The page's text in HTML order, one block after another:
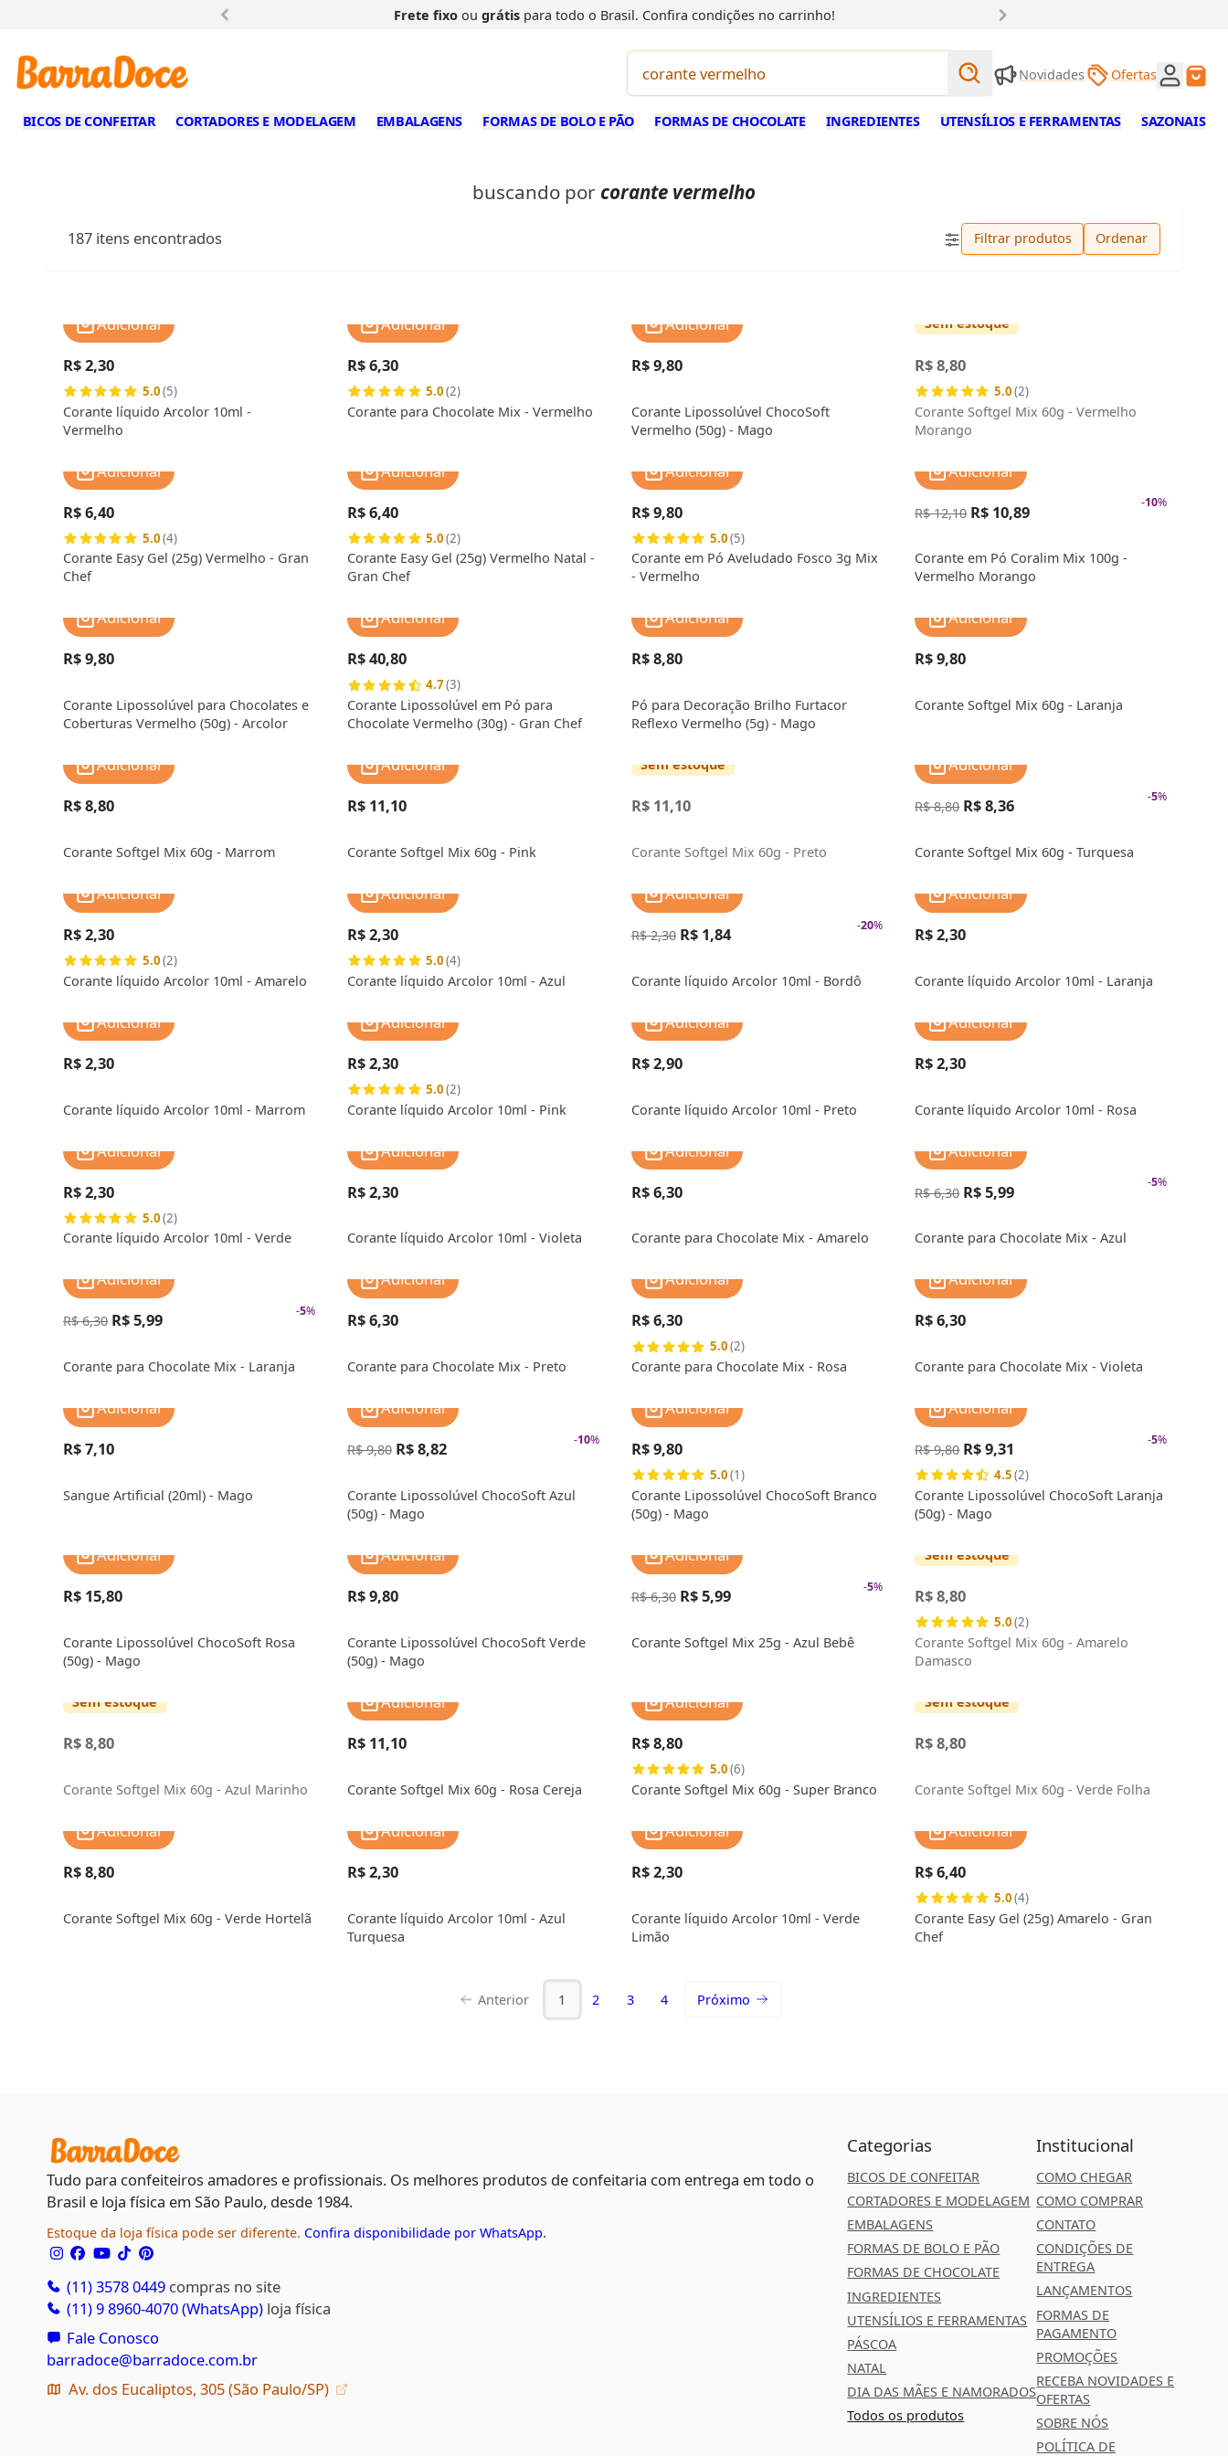
Frete fixoou grátispara todo o Brasil. Confira condições no carrinho!
Buscar produtos
Buscar
Novidades Ofertas
BICOS DE CONFEITAR CORTADORES E MODELAGEM EMBALAGENS FORMAS DE BOLO E PÃO FORMAS DE CHOCOLATE INGREDIENTES UTENSÍLIOS E FERRAMENTAS SAZONAIS
buscando por corante vermelho
187 itens encontrados Filtrar produtos Ordenar
R$ 2,30
5.0(5)
Corante líquido Arcolor 10ml -
Vermelho
Adicionar
R$ 6,30
5.0(2)
Corante para Chocolate Mix - Vermelho
Adicionar
R$ 9,80
Corante Lipossolúvel ChocoSoft
Vermelho (50g) - Mago
Adicionar
R$ 8,80
5.0(2)
Corante Softgel Mix 60g - Vermelho
Morango
Sem estoque
R$ 6,40
5.0(4)
Corante Easy Gel (25g) Vermelho - Gran
Chef
Adicionar
R$ 6,40
5.0(2)
Corante Easy Gel (25g) Vermelho Natal -
Gran Chef
Adicionar
R$ 9,80
5.0(5)
Corante em Pó Aveludado Fosco 3g Mix
- Vermelho
Adicionar
-10%
R$ 12,10 R$ 10,89
Corante em Pó Coralim Mix 100g -
Vermelho Morango
Adicionar
R$ 9,80
Corante Lipossolúvel para Chocolates e
Coberturas Vermelho (50g) - Arcolor
Adicionar
R$ 40,80
4.7(3)
Corante Lipossolúvel em Pó para
Chocolate Vermelho (30g) - Gran Chef
Adicionar
R$ 8,80
Pó para Decoração Brilho Furtacor
Reflexo Vermelho (5g) - Mago
Adicionar
R$ 9,80
Corante Softgel Mix 60g - Laranja
Adicionar
R$ 8,80
Corante Softgel Mix 60g - Marrom
Adicionar
R$ 11,10
Corante Softgel Mix 60g - Pink
Adicionar
R$ 11,10
Corante Softgel Mix 60g - Preto
Sem estoque
-5%
R$ 8,80 R$ 8,36
Corante Softgel Mix 60g - Turquesa
Adicionar
R$ 2,30
5.0(2)
Corante líquido Arcolor 10ml - Amarelo
Adicionar
R$ 2,30
5.0(4)
Corante líquido Arcolor 10ml - Azul
Adicionar
-20%
R$ 2,30 R$ 1,84
Corante líquido Arcolor 10ml - Bordô
Adicionar
R$ 2,30
Corante líquido Arcolor 10ml - Laranja
Adicionar
R$ 2,30
Corante líquido Arcolor 10ml - Marrom
Adicionar
R$ 2,30
5.0(2)
Corante líquido Arcolor 10ml - Pink
Adicionar
R$ 2,90
Corante líquido Arcolor 10ml - Preto
Adicionar
R$ 2,30
Corante líquido Arcolor 10ml - Rosa
Adicionar
R$ 2,30
5.0(2)
Corante líquido Arcolor 10ml - Verde
Adicionar
R$ 2,30
Corante líquido Arcolor 10ml - Violeta
Adicionar
R$ 6,30
Corante para Chocolate Mix - Amarelo
Adicionar
-5%
R$ 6,30 R$ 5,99
Corante para Chocolate Mix - Azul
Adicionar
-5%
R$ 6,30 R$ 5,99
Corante para Chocolate Mix - Laranja
Adicionar
R$ 6,30
Corante para Chocolate Mix - Preto
Adicionar
R$ 6,30
5.0(2)
Corante para Chocolate Mix - Rosa
Adicionar
R$ 6,30
Corante para Chocolate Mix - Violeta
Adicionar
R$ 7,10
Sangue Artificial (20ml) - Mago
Adicionar
-10%
R$ 9,80 R$ 8,82
Corante Lipossolúvel ChocoSoft Azul
(50g) - Mago
Adicionar
R$ 9,80
5.0(1)
Corante Lipossolúvel ChocoSoft Branco
(50g) - Mago
Adicionar
-5%
R$ 9,80 R$ 9,31
4.5(2)
Corante Lipossolúvel ChocoSoft Laranja
(50g) - Mago
Adicionar
R$ 15,80
Corante Lipossolúvel ChocoSoft Rosa
(50g) - Mago
Adicionar
R$ 9,80
Corante Lipossolúvel ChocoSoft Verde
(50g) - Mago
Adicionar
-5%
R$ 6,30 R$ 5,99
Corante Softgel Mix 25g - Azul Bebê
Adicionar
R$ 8,80
5.0(2)
Corante Softgel Mix 60g - Amarelo
Damasco
Sem estoque
R$ 8,80
Corante Softgel Mix 60g - Azul Marinho
Sem estoque
R$ 11,10
Corante Softgel Mix 60g - Rosa Cereja
Adicionar
R$ 8,80
5.0(6)
Corante Softgel Mix 60g - Super Branco
Adicionar
R$ 8,80
Corante Softgel Mix 60g - Verde Folha
Sem estoque
R$ 8,80
Corante Softgel Mix 60g - Verde Hortelã
Adicionar
R$ 2,30
Corante líquido Arcolor 10ml - Azul
Turquesa
Adicionar
R$ 2,30
Corante líquido Arcolor 10ml - Verde
Limão
Adicionar
R$ 6,40
5.0(4)
Corante Easy Gel (25g) Amarelo - Gran
Chef
Adicionar
Anterior 1 2 3 4 Próximo
Tudo para confeiteiros amadores e profissionais. Os melhores produtos de confeitaria com entrega em todo o
Brasil e loja física em São Paulo, desde 1984.
Estoque da loja física pode ser diferente. Confira disponibilidade por WhatsApp.
(11) 3578 0449 compras no site
(11) 9 8960-4070 (WhatsApp) loja física
Fale Conosco
barradoce@barradoce.com.br
Av. dos Eucaliptos, 305 (São Paulo/SP)
Categorias
BICOS DE CONFEITAR
CORTADORES E MODELAGEM
EMBALAGENS
FORMAS DE BOLO E PÃO
FORMAS DE CHOCOLATE
INGREDIENTES
UTENSÍLIOS E FERRAMENTAS
PÁSCOA
NATAL
DIA DAS MÃES E NAMORADOS
Todos os produtos
Institucional
COMO CHEGAR
COMO COMPRAR
CONTATO
CONDIÇÕES DE
ENTREGA
LANÇAMENTOS
FORMAS DE
PAGAMENTO
PROMOÇÕES
RECEBA NOVIDADES E
OFERTAS
SOBRE NÓS
POLÍTICA DE